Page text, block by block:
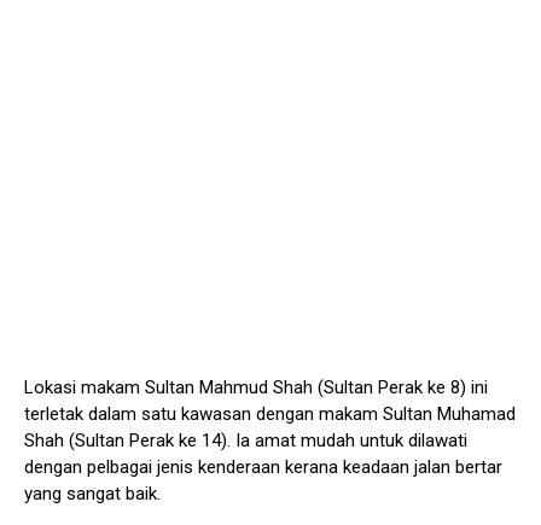
Lokasi makam Sultan Mahmud Shah (Sultan Perak ke 8) ini
terletak dalam satu kawasan dengan makam Sultan Muhamad
Shah (Sultan Perak ke 14). Ia amat mudah untuk dilawati
dengan pelbagai jenis kenderaan kerana keadaan jalan bertar
yang sangat baik.